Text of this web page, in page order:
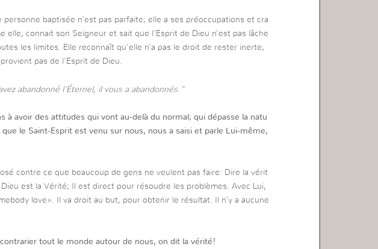
personne baptisée n’est pas parfaite; elle a ses préoccupations et cra
elle, connait son Seigneur et sait que l’Esprit de Dieu n’est pas lâche
les limites. Elle reconnaît qu’elle n’a pas le droit de rester inerte,
pas de l’Esprit de Dieu.
abandonné l’Éternel, il vous a abandonnés.”
à avoir des attitudes qui vont au-delà du normal; qui dépasse la natu
que le Saint-Esprit est venu sur nous, nous a saisi et parle Lui-même,
contre ce que beaucoup de gens ne veulent pas faire: Dire la vérit
Dieu est la Vérité; Il est direct pour résoudre les problèmes. Avec Lui,
love». Il va droit au but, pour obtenir le résultat. Il n’y a aucune
tout le monde autour de nous, on dit la vérité!